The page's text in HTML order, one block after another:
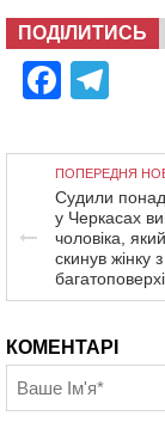
ПОДІЛИТИСЬ
ПОПЕРЕДНЯ
Судили понад
у Черкасах
чоловіка,
скинув жінку
КОМЕНТАРІ